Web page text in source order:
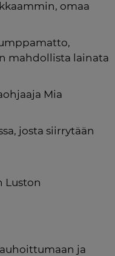
omaa
mahdollista lainata
Mia
josta siirrytään
Luston
ja